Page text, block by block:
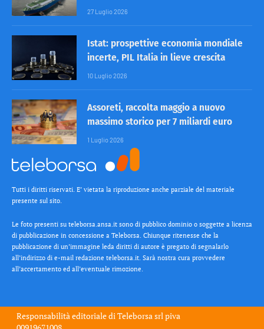
27 Luglio 2026
Istat: prospettive economia mondiale
incerte, PIL Italia in lieve crescita
10 Luglio 2026
Assoreti, raccolta maggio a nuovo
massimo storico per 7 miliardi euro
1 Luglio 2026
Tutti i diritti riservati. E’ vietata la riproduzione anche parziale del materiale
presente sul sito.
Le foto presenti su teleborsa.ansa.it sono di pubblico dominio o soggette a licenza
di pubblicazione in concessione a Teleborsa. Chiunque ritenesse che la
pubblicazione di un’immagine leda diritti di autore è pregato di segnalarlo
all’indirizzo di e-mail redazione teleborsa.it. Sarà nostra cura provvedere
all’accertamento ed all’eventuale rimozione.
Responsabilità editoriale diTeleborsa srlpiva